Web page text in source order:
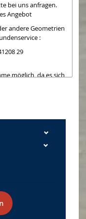
bei uns anfragen.
Angebot
andere Geometrien
:
29
möglich, da es sich
+/- 2 mm